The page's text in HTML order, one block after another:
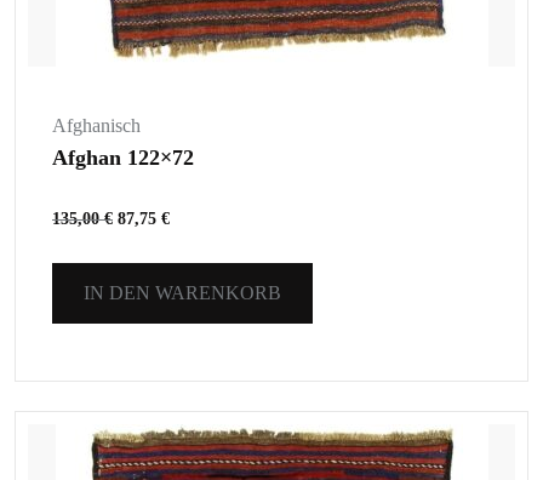
Afghanisch
Afghan 122×72
135,00€ 87,75 €
IN DEN WARENKORB